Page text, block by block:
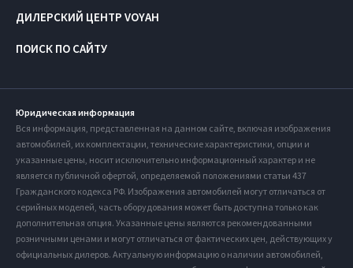
ПОИСК ПО САЙТУ
ДИЛЕРСКИЙ ЦЕНТР VOYAH
Юридическая информация
Вся информация, представленная на данном сайте, включая изображения
автомобилей, их комплектации, технические характеристики, опции и
указанные цены, носит исключительно информационный характер и не
является публичной офертой, определяемой положениями статьи 437
Гражданского кодекса РФ. Изображения автомобилей могут отличаться от
серийных моделей, часть оборудования может быть доступна только как
дополнительная опция. Указанные цены являются рекомендованными
розничными ценами и могут отличаться от фактических цен, действующих у
официальных дилеров. Актуальную информацию о наличии автомобилей,